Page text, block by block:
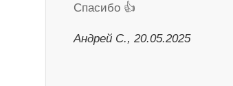
Спасибо 👍
Андрей С., 20.05.2025